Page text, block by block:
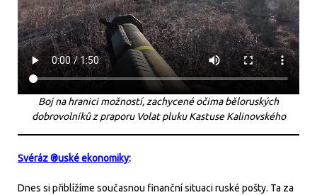
Boj na hranici možností, zachycené očima běloruských
dobrovolníků z praporu Volat pluku Kastuse Kalinovského
Svéráz ®uské ekonomiky:
Dnes si přiblížíme současnou finanční situaci ruské pošty. Ta za